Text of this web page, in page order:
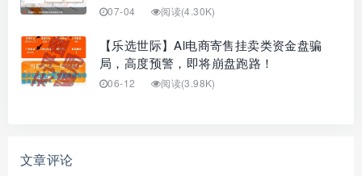
07-04 阅读(4.30K)
【乐选世际】Al电商寄售挂卖类资金盘骗
局，高度预警，即将崩盘跑路！
06-12 阅读(3.98K)
文章评论